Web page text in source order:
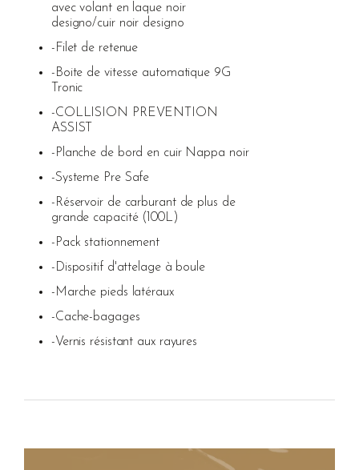
avec volant en laque noir
designo/cuir noir designo
-Filet de retenue
-Boite de vitesse automatique 9G
Tronic
-COLLISION PREVENTION
ASSIST
-Planche de bord en cuir Nappa noir
-Systeme Pre Safe
-Réservoir de carburant de plus de
grande capacité (100L)
-Pack stationnement
-Dispositif d'attelage à boule
-Marche pieds latéraux
-Cache-bagages
-Vernis résistant aux rayures